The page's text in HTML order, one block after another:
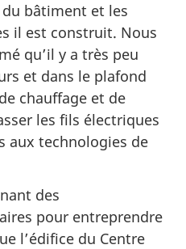
bâtiment et les
il est construit. Nous
qu’il y a très peu
et dans le plafond
chauffage et de
les fils électriques
aux technologies de
des
pour entreprendre
l’édifice du Centre